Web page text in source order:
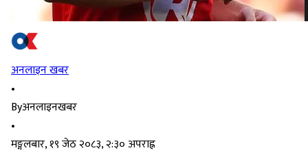
अनलाइन खबर
•
Byअनलाइनखबर
•
मङ्गलबार, १९ जेठ २०८३, २:३० अपराह्न